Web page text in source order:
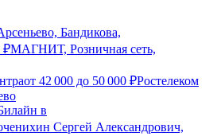
Бандикова,
₽МАГНИТ, Розничная сеть,
от 42 000 до 50 000 ₽Ростелеком
в
Сергей Александрович,